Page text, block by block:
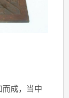
成，当中